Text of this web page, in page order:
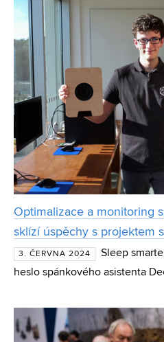
Optimalizace a monitoring
sklízí úspěchy s projektem
3. ČERVNA 2024
Sleep
heslo spánkového asistenta
zkvalitnění spánku. Na vývoji